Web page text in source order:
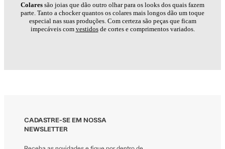
Colares são joias que dão outro olhar para os looks dos quais fazem
parte. Tanto a chocker quantos os colares mais longos dão um toque
especial nas suas produções. Com certeza são peças que ficam
impecáveis com vestidosde cortes e comprimentos variados.
CADASTRE-SE EM NOSSA
NEWSLETTER